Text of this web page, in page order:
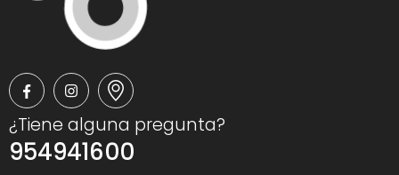
¿Tiene alguna pregunta?
954941600